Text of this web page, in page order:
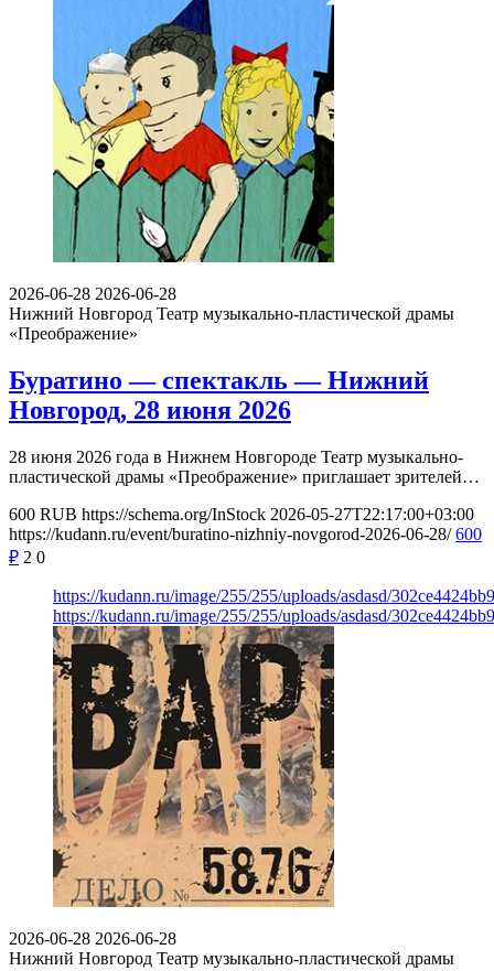
2026-06-28 2026-06-28
Нижний Новгород Театр музыкально-пластической драмы
«Преображение»
Буратино — спектакль — Нижний
Новгород, 28 июня 2026
28 июня 2026 года в Нижнем Новгороде Театр музыкально-
пластической драмы «Преображение» приглашает зрителей…
600 RUB https://schema.org/InStock 2026-05-27T22:17:00+03:00
https://kudann.ru/event/buratino-nizhniy-novgorod-2026-06-28/ 600
₽ 2 0
https://kudann.ru/image/255/255/uploads/asdasd/
https://kudann.ru/image/255/255/uploads/asdasd/
2026-06-28 2026-06-28
Нижний Новгород Театр музыкально-пластической драмы